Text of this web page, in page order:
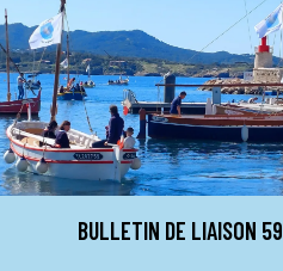
BULLETIN DE LIAISON 59